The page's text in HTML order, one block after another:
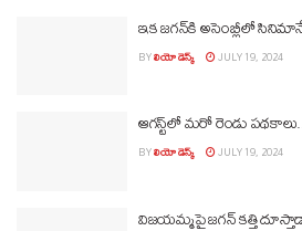
ఇక జగన్‌కి అసెంబ్లీలో
BYలియో డెస్క్ JULY 19, 2024
ఆగస్ట్‌లో మరో రెండు
BYలియో డెస్క్ JULY 19, 2024
విజయమ్మపై జగన్‌ కత్తి